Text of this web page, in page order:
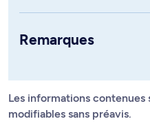
Remarques
Les informations
modifiables sans préavis.